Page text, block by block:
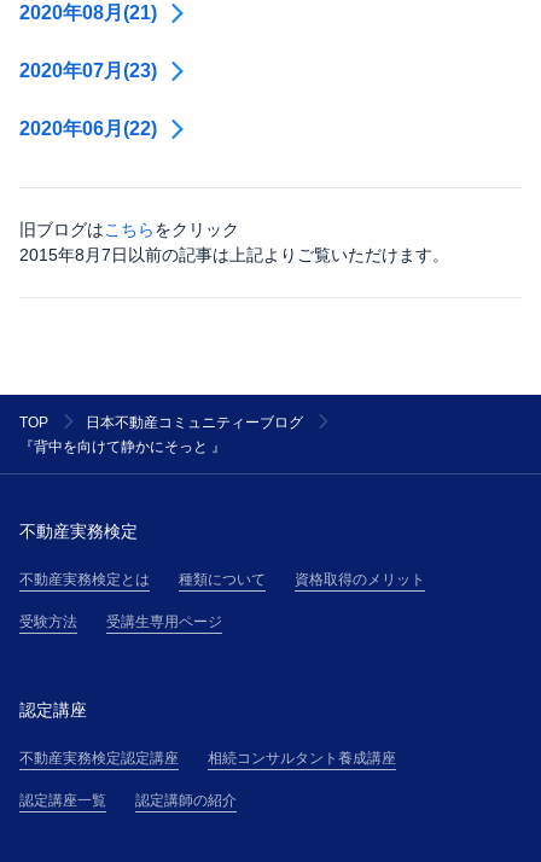
2020年08月(21)
2020年07月(23)
2020年06月(22)
旧ブログはこちらをクリック
2015年8月7日以前の記事は上記よりご覧いただけます。
TOP
日本不動産コミュニティーブログ
『背中を向けて静かにそっと 』
不動産実務検定
不動産実務検定とは 種類について 資格取得のメリット
受験方法 受講生専用ページ
認定講座
不動産実務検定認定講座 相続コンサルタント養成講座
認定講座一覧 認定講師の紹介